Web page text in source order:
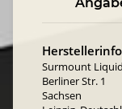
Surmount
Berliner Str. 1
Sachsen